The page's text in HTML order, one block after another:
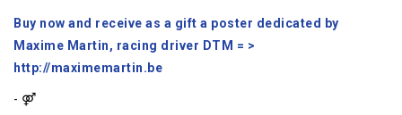
Buy now and receive as a gift a poster dedicated by
Maxime Martin, racing driver DTM = >
http://maximemartin.be
- ⚤